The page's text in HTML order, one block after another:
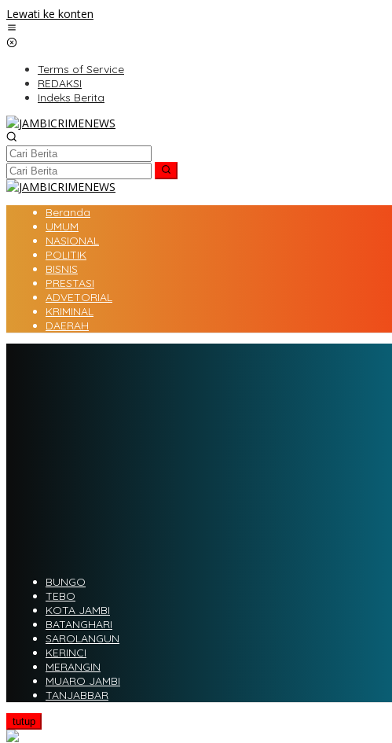
Lewati ke konten
Terms of Service
REDAKSI
Indeks Berita
Beranda
UMUM
NASIONAL
POLITIK
BISNIS
PRESTASI
ADVETORIAL
KRIMINAL
DAERAH
BUNGO
TEBO
KOTA JAMBI
BATANGHARI
SAROLANGUN
KERINCI
MERANGIN
MUARO JAMBI
TANJABBAR
tutup